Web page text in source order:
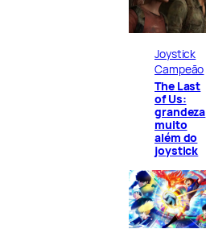
Joystick
Campeão
The Last
of Us:
grandeza
muito
além do
joystick